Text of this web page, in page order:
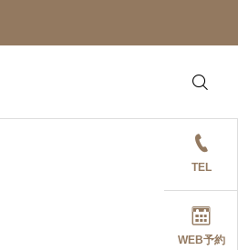
TEL
WEB予約